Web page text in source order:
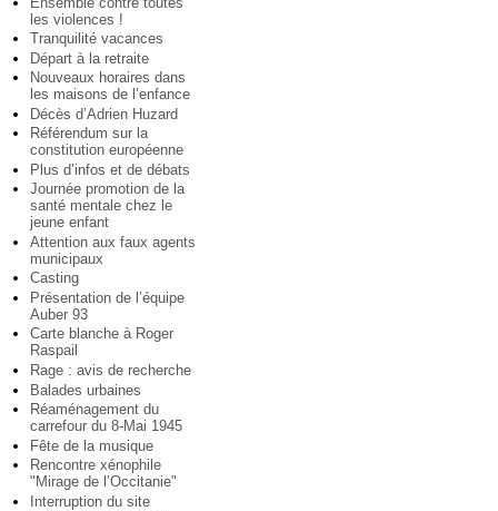
les violences !
Tranquilité vacances
Départ à la retraite
Nouveaux horaires dans
les maisons de l’enfance
Décès d’Adrien Huzard
Référendum sur la
constitution européenne
Plus d’infos et de débats
Journée promotion de la
santé mentale chez le
jeune enfant
Attention aux faux agents
municipaux
Casting
Présentation de l’équipe
Auber 93
Carte blanche à Roger
Raspail
Rage : avis de recherche
Balades urbaines
Réaménagement du
carrefour du 8-Mai 1945
Fête de la musique
Rencontre xénophile
"Mirage de l’Occitanie"
Interruption du site